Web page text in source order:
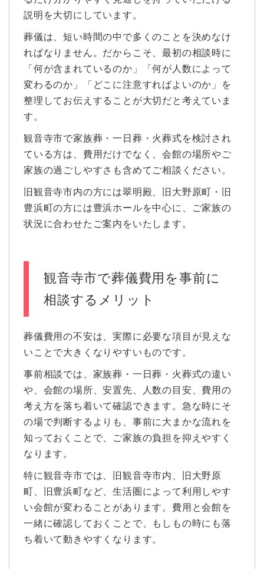
説明を大切にしています。
葬儀は、短い時間の中で多くのことを決めなけ
ればなりません。だからこそ、最初の相談時に
「何が含まれているのか」「何が人数によって
変わるのか」「どこに注意すればよいのか」を
整理してお伝えすることが大切だと考えていま
す。
観音寺市で家族葬・一日葬・火葬式を検討され
ている方は、費用だけでなく、会館の場所やご
家族の過ごしやすさも含めてご相談ください。
旧観音寺市内の方には翠明殿、旧大野原町・旧
豊浜町の方には豊浜ホールを中心に、ご家族の
状況に合わせたご案内をいたします。
観音寺市で葬儀費用を事前に
相談するメリット
葬儀費用の不安は、実際に必要な項目が見えな
いことで大きくなりやすいものです。
事前相談では、家族葬・一日葬・火葬式の違い
や、会館の場所、安置先、人数の目安、費用の
考え方を落ち着いて確認できます。急な時にそ
の場で判断するよりも、事前に大まかな流れを
知っておくことで、ご家族の負担を抑えやすく
なります。
特に観音寺市では、旧観音寺市内、旧大野原
町、旧豊浜町など、生活圏によって利用しやす
い会館が変わることがあります。費用と会館を
一緒に確認しておくことで、もしもの時にも落
ち着いて動きやすくなります。